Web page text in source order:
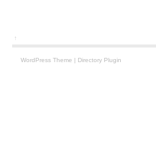
↑
WordPress Theme | Directory Plugin